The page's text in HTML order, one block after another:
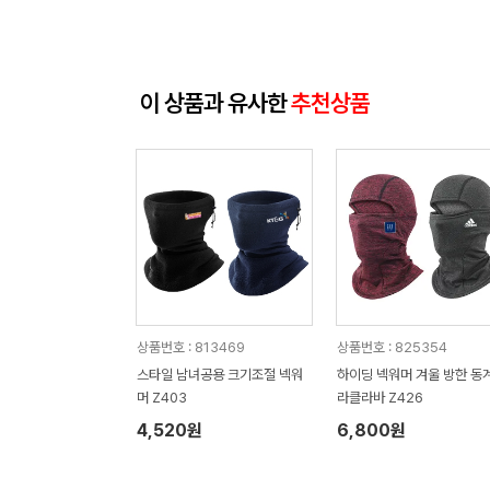
이 상품과 유사한추천상품
상품번호 : 813469
스타일 남녀공용 크기조절 넥워
머 Z403
4,520원
상품번호 : 825354
하이딩 넥워머 겨울 방한 동
라클라바 Z426
6,800원